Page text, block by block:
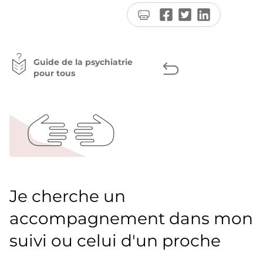
Guide de la psychiatrie
pour tous
Je cherche un
accompagnement dans mon
suivi ou celui d'un proche
Imprimer
la
Partager
sur
Partager
sur
Partager
sur